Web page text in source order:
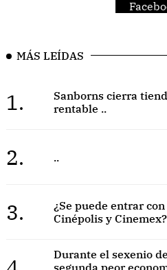
MÁS LEÍDAS
1.
Sanborns cierra
rentable ..
2. ..
3.
¿Se puede entrar
Cinépolis y
Durante el sexenio
segunda peor